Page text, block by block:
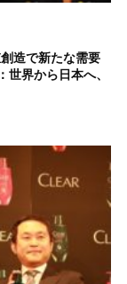
造で新たな需要
界から日本へ、